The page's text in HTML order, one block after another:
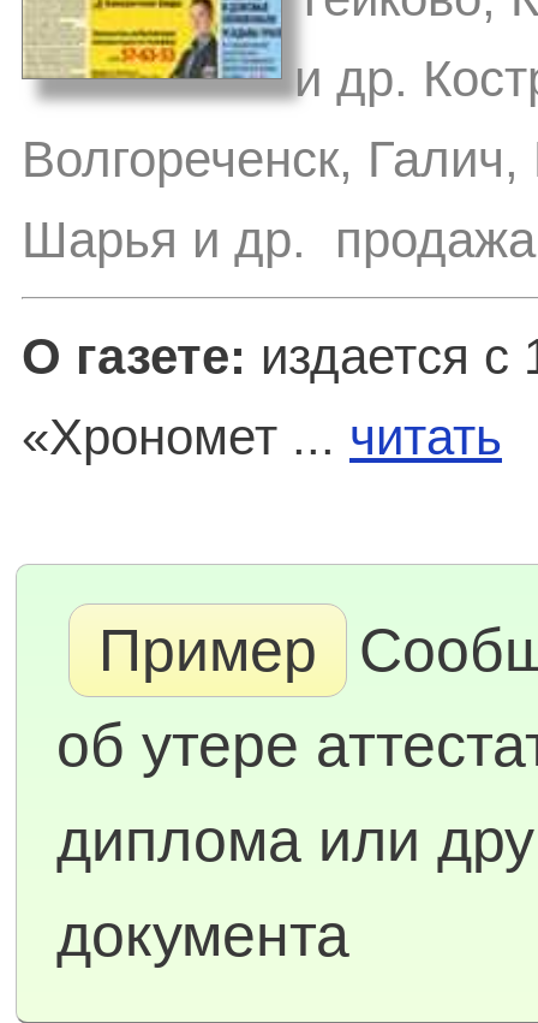
и др.
Волгореченск,
Шарья и др. продажа
О газете: издается с
«Хрономет ... читать
Пример
об утере
диплома или
документа